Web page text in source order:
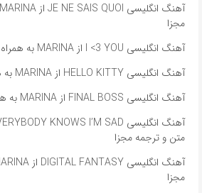
مجزا
آهنگ انگلیسی I <3 YOU از MARINA به همراه متن و ترجمه مجزا
آهنگ انگلیسی HELLO KITTY از MARINA به همراه متن و ترجمه مجزا
آهنگ انگلیسی FINAL BOSS از MARINA به همراه متن و ترجمه مجزا
متن و ترجمه مجزا
مجزا